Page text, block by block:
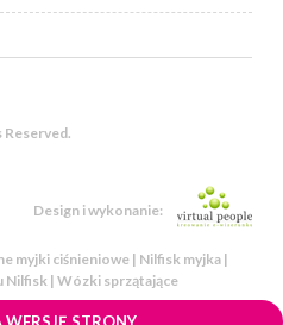
Design i wykonanie:
myjki ciśnieniowe | Nilfisk myjka |
Nilfisk | Wózki sprzątające
WERSJĘ STRONY